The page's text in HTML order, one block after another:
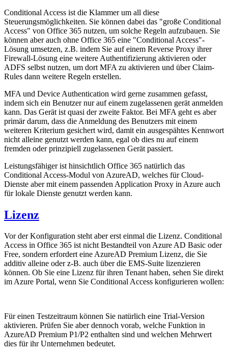
Conditional Access ist die Klammer um all diese
Steuerungsmöglichkeiten. Sie können dabei das "große Conditional
Access" von Office 365 nutzen, um solche Regeln aufzubauen. Sie
können aber auch ohne Office 365 eine "Conditional Access"-
Lösung umsetzen, z.B. indem Sie auf einem Reverse Proxy ihrer
Firewall-Lösung eine weitere Authentifizierung aktivieren oder
ADFS selbst nutzen, um dort MFA zu aktivieren und über Claim-
Rules dann weitere Regeln erstellen.
MFA und Device Authentication wird gerne zusammen gefasst,
indem sich ein Benutzer nur auf einem zugelassenen gerät anmelden
kann. Das Gerät ist quasi der zweite Faktor. Bei MFA geht es aber
primär darum, dass die Anmeldung des Benutzers mit einem
weiteren Kriterium gesichert wird, damit ein ausgespähtes Kennwort
nicht alleine genutzt werden kann, egal ob dies nu auf einem
fremden oder prinzipiell zugelassenen Gerät passiert.
Leistungsfähiger ist hinsichtlich Office 365 natürlich das
Conditional Access-Modul von AzureAD, welches für Cloud-
Dienste aber mit einem passenden Application Proxy in Azure auch
für lokale Dienste genutzt werden kann.
Lizenz
Vor der Konfiguration steht aber erst einmal die Lizenz. Conditional
Access in Office 365 ist nicht Bestandteil von Azure AD Basic oder
Free, sondern erfordert eine AzureAD Premium Lizenz, die Sie
additiv alleine oder z-B. auch über die EMS-Suite lizenzieren
können. Ob Sie eine Lizenz für ihren Tenant haben, sehen Sie direkt
im Azure Portal, wenn Sie Conditional Access konfigurieren wollen:
Für einen Testzeitraum können Sie natürlich eine Trial-Version
aktivieren. Prüfen Sie aber dennoch vorab, welche Funktion in
AzureAD Premium P1/P2 enthalten sind und welchen Mehrwert
dies für ihr Unternehmen bedeutet.